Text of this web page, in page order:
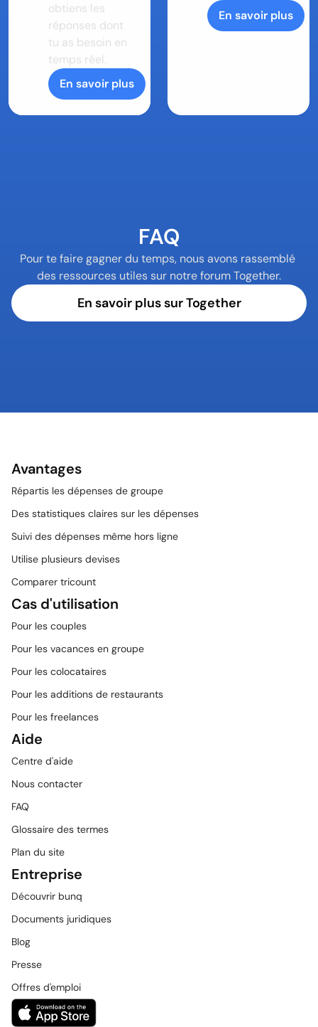
obtiens les
réponses dont
tu as besoin en
temps réel.
En savoir plus
En savoir plus
FAQ
Pour te faire gagner du temps, nous avons rassemblé
des ressources utiles sur notre forum Together.
En savoir plus sur Together
Avantages
Répartis les dépenses de groupe
Des statistiques claires sur les dépenses
Suivi des dépenses même hors ligne
Utilise plusieurs devises
Comparer tricount
Cas d'utilisation
Pour les couples
Pour les vacances en groupe
Pour les colocataires
Pour les additions de restaurants
Pour les freelances
Aide
Centre d'aide
Nous contacter
FAQ
Glossaire des termes
Plan du site
Entreprise
Découvrir bunq
Documents juridiques
Blog
Presse
Offres d'emploi